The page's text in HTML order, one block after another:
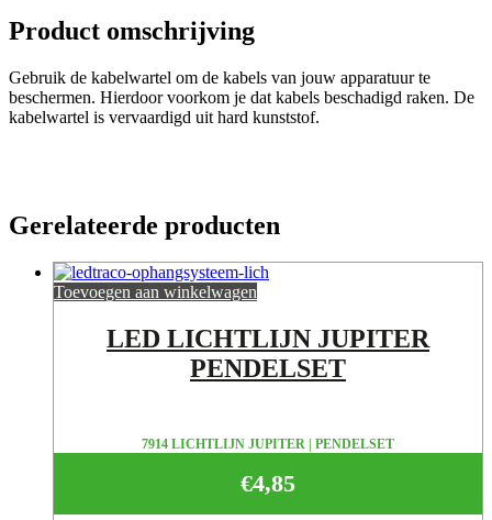
Product omschrijving
Gebruik de kabelwartel om de kabels van jouw apparatuur te
beschermen. Hierdoor voorkom je dat kabels beschadigd raken. De
kabelwartel is vervaardigd uit hard kunststof.
Gerelateerde producten
Toevoegen aan winkelwagen
LED LICHTLIJN JUPITER
PENDELSET
7914 LICHTLIJN JUPITER | PENDELSET
€4,85